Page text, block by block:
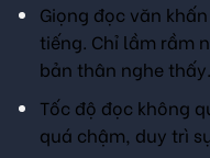
Giọng đọc văn
tiếng. Chỉ lầm rầm
bản thân nghe thấy.
Tốc độ đọc không
quá chậm, duy trì